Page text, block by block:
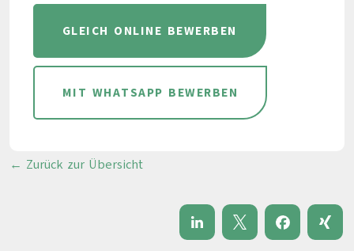
GLEICH ONLINE BEWERBEN
MIT WHATSAPP BEWERBEN
← Zurück zur Übersicht